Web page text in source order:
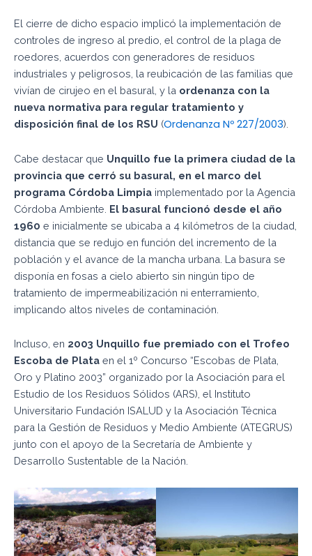
El cierre de dicho espacio implicó la implementación de
controles de ingreso al predio, el control de la plaga de
roedores, acuerdos con generadores de residuos
industriales y peligrosos, la reubicación de las familias que
vivían de cirujeo en el basural, y la ordenanza con la
nueva normativa para regular tratamiento y
disposición final de los RSU (Ordenanza Nº 227/2003).
Cabe destacar que Unquillo fue la primera ciudad de la
provincia que cerró su basural, en el marco del
programa Córdoba Limpia implementado por la Agencia
Córdoba Ambiente. El basural funcionó desde el año
1960 e inicialmente se ubicaba a 4 kilómetros de la ciudad,
distancia que se redujo en función del incremento de la
población y el avance de la mancha urbana. La basura se
disponía en fosas a cielo abierto sin ningún tipo de
tratamiento de impermeabilización ni enterramiento,
implicando altos niveles de contaminación.
Incluso, en 2003 Unquillo fue premiado con el Trofeo
Escoba de Plata en el 1º Concurso “Escobas de Plata,
Oro y Platino 2003” organizado por la Asociación para el
Estudio de los Residuos Sólidos (ARS), el Instituto
Universitario Fundación ISALUD y la Asociación Técnica
para la Gestión de Residuos y Medio Ambiente (ATEGRUS)
junto con el apoyo de la Secretaría de Ambiente y
Desarrollo Sustentable de la Nación.